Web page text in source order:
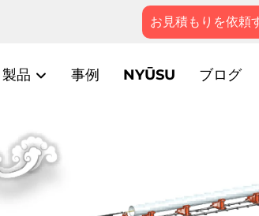
お見積もりを依頼
製品 事例 NYŪSU ブログ